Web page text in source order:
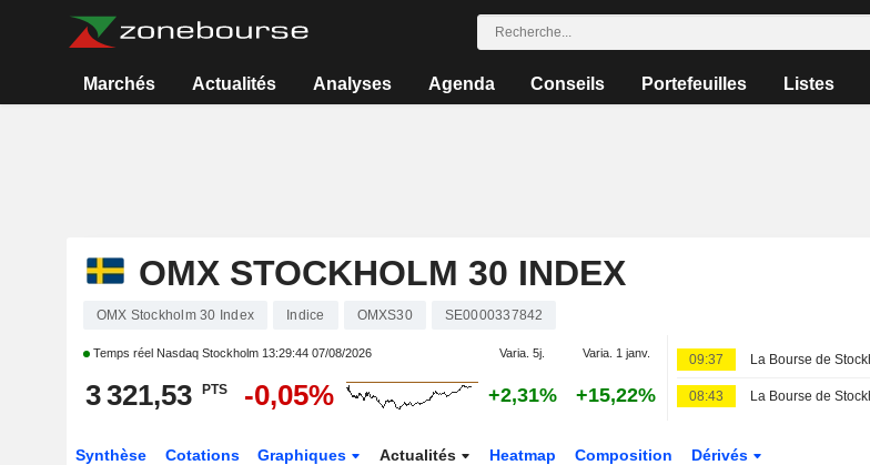
Marchés Actualités Analyses Agenda Conseils Portefeuilles Listes
OMX STOCKHOLM 30 INDEX
OMX Stockholm 30 Index Indice OMXS30 SE0000337842
Temps réel Nasdaq Stockholm 13:29:44 07/08/2026 Varia. 5j. Varia. 1 janv.
3 321,53 PTS -0,05% +2,31% +15,22%
09:37
08:43
Synthèse Cotations Graphiques Actualités Heatmap Composition Dérivés